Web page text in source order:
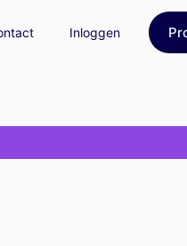
Inloggen